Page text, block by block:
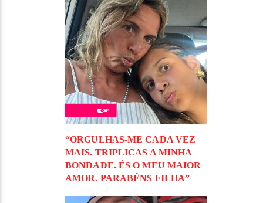
“ORGULHAS-ME CADA VEZ
MAIS. TRIPLICAS A MINHA
BONDADE. ÉS O MEU MAIOR
AMOR. PARABÉNS FILHA”